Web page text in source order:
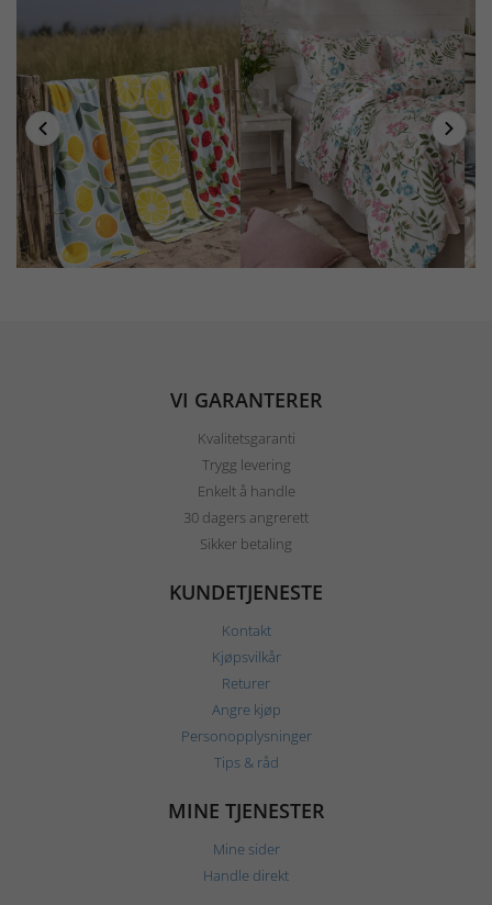
VI GARANTERER
Kvalitetsgaranti
Trygg levering
Enkelt å handle
30 dagers angrerett
Sikker betaling
KUNDETJENESTE
Kontakt
Kjøpsvilkår
Returer
Angre kjøp
Personopplysninger
Tips & råd
MINE TJENESTER
Mine sider
Handle direkt